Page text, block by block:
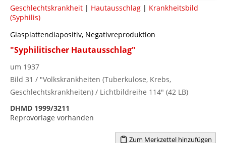
Geschlechtskrankheit | Hautausschlag | Krankheitsbild
(Syphilis)
Glasplattendiapositiv, Negativreproduktion
"Syphilitischer Hautausschlag"
um 1937
Bild 31 / "Volkskrankheiten (Tuberkulose, Krebs,
Geschlechtskrankheiten) / Lichtbildreihe 114" (42 LB)
DHMD 1999/3211
Reprovorlage vorhanden
Zum Merkzettel hinzufügen